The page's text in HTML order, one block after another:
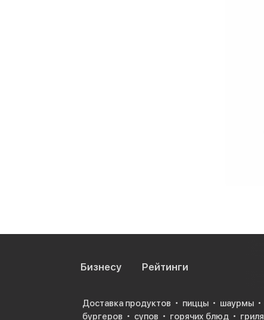
Бизнесу Рейтинги
Доставка продуктов пиццы шаурмы
бургеров
супов горячих блюд гриля